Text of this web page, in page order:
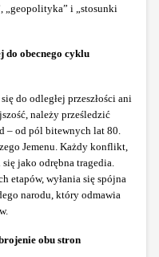
„geopolityka” i „stosunki
do obecnego cyklu
do odległej przeszłości ani
należy prześledzić
– od pól bitewnych lat 80.
Jemenu. Każdy konflikt,
jako odrębna tragedia.
etapów, wyłania się spójna
narodu, który odmawia
obu stron